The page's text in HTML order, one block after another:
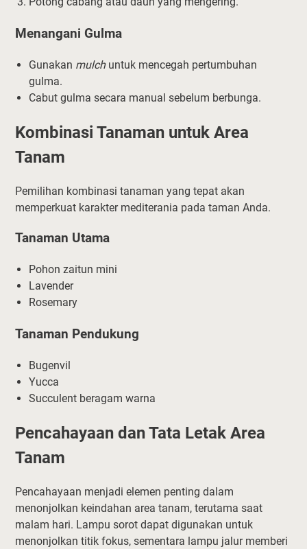
Menangani Gulma
Gunakan mulchuntuk mencegah pertumbuhan
gulma.
Cabut gulma secara manual sebelum berbunga.
Kombinasi Tanaman untuk Area
Tanam
Pemilihan kombinasi tanaman yang tepat akan
memperkuat karakter mediterania pada taman Anda.
Tanaman Utama
Pohon zaitun mini
Lavender
Rosemary
Tanaman Pendukung
Bugenvil
Yucca
Succulent beragam warna
Pencahayaan dan Tata Letak Area
Tanam
Pencahayaan menjadi elemen penting dalam
menonjolkan keindahan area tanam, terutama saat
malam hari. Lampu sorot dapat digunakan untuk
menonjolkan titik fokus, sementara lampu jalur memberi